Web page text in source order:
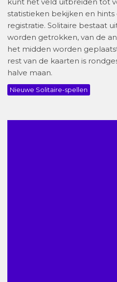
statistieken bekijken en
registratie. Solitaire bestaat
worden getrokken, van de
het midden worden
rest van de kaarten is
halve maan.
Nieuwe Solitaire-spellen